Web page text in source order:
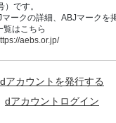
）です。
マークの詳細、ABJマークを
覧はこちら
aebs.or.jp/
dアカウントを発行する
dアカウントログイン